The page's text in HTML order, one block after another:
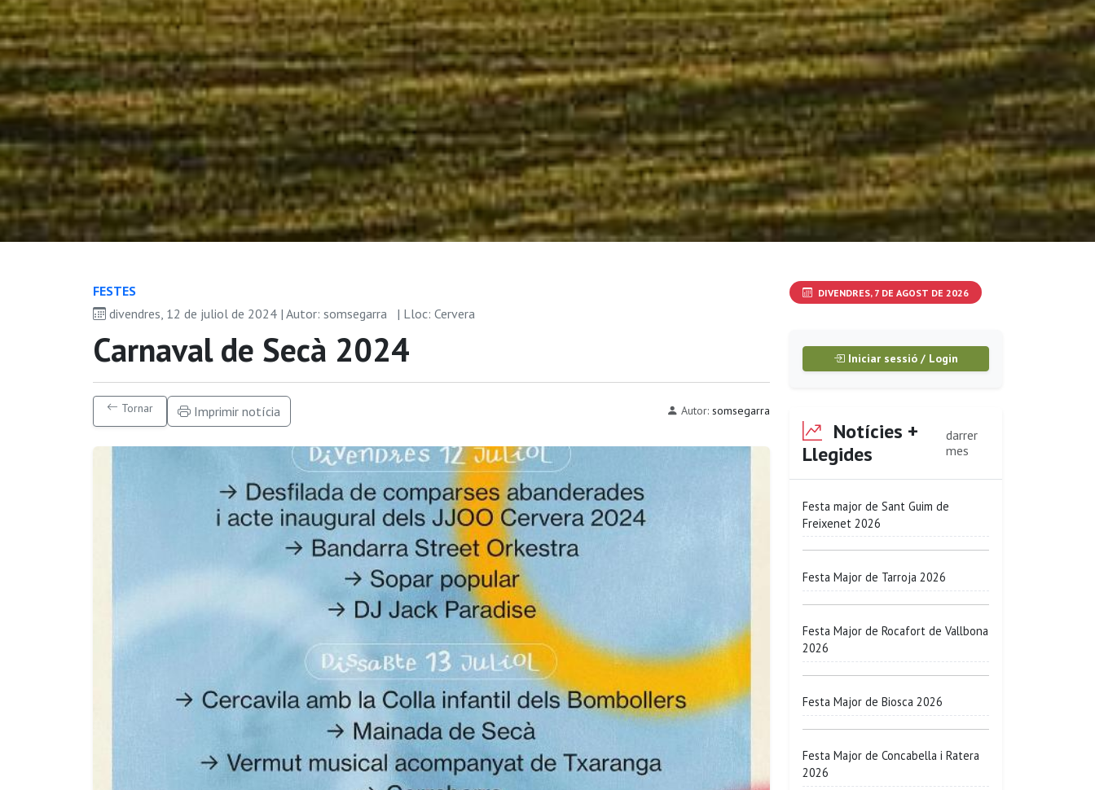
FESTES
divendres, 12 de juliol de 2024 | Autor: somsegarra
| Lloc: Cervera
Carnaval de Secà 2024
Tornar Imprimir notícia Autor: somsegarra
DIVENDRES, 7 DE AGOST DE 2026
Iniciar sessió / Login
Notícies +
Llegides
darrer
mes
Festa major de Sant Guim de
Freixenet 2026
Festa Major de Tarroja 2026
Festa Major de Rocafort de Vallbona
2026
Festa Major de Biosca 2026
Festa Major de Concabella i Ratera
2026